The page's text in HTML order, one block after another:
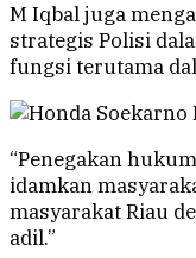
M Iqbal juga
strategis Polisi
fungsi terutama
“Penegakan
idamkan
masyarakat Riau
adil.”